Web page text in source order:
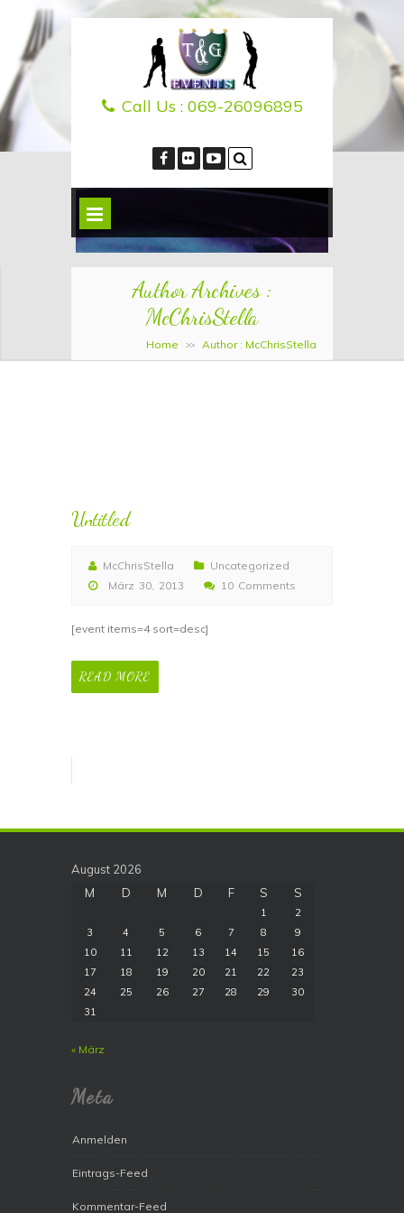
Call Us : 069-26096895
Author Archives :
McChrisStella
Home >> Author : McChrisStella
Untitled
McChrisStella
Uncategorized
März 30, 2013
10 Comments
[event items=4 sort=desc]
READ MORE
August 2026
M
D M D F S S
1
2
3
4 5 6 7 8
9
10
11 12 13 14 15
16
17
18 19 20 21 22
23
24
25 26 27 28 29
30
31
« März
Meta
Anmelden
Eintrags-Feed
Kommentar-Feed